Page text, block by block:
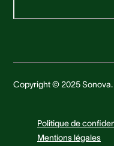
Copyright © 2025
Politique de
Mentions légales